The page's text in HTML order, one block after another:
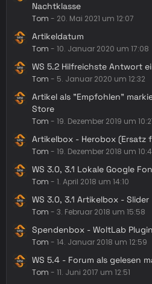
Nachtklasse
Tom - 20. Mai 2021 um 12:07
Artikeldatum
Tom - 10. Januar 2020 um 17:08
WS 5.2 Hilfreichste Antwort
Tom - 5. Januar 2020 um 12:32
Artikel als "Empfohlen"
Store
Tom - 19. Dezember 2019 um
Artikelbox - Herobox (Ersatz
Tom - 19. Dezember 2018 um
WS 3.0, 3.1 Lokale Google
Tom - 1. April 2018 um 14:10
WS 3.0, 3.1 Artikelbox - Slider
Tom - 3. Februar 2018 um 15:58
Spendenbox - WoltLab
Tom - 14. Januar 2018 um 12:59
WS 5.4 - Forum als gelesen
Tom - 11. Juni 2017 um 12:51